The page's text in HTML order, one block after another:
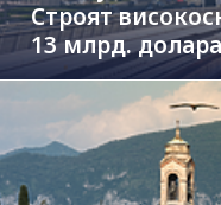
Строят
13 млрд. долара